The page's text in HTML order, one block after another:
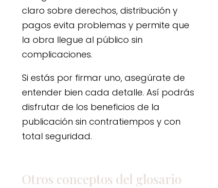
claro sobre derechos, distribución y
pagos evita problemas y permite que
la obra llegue al público sin
complicaciones.
Si estás por firmar uno, asegúrate de
entender bien cada detalle. Así podrás
disfrutar de los beneficios de la
publicación sin contratiempos y con
total seguridad.
Otros conceptos del glosario